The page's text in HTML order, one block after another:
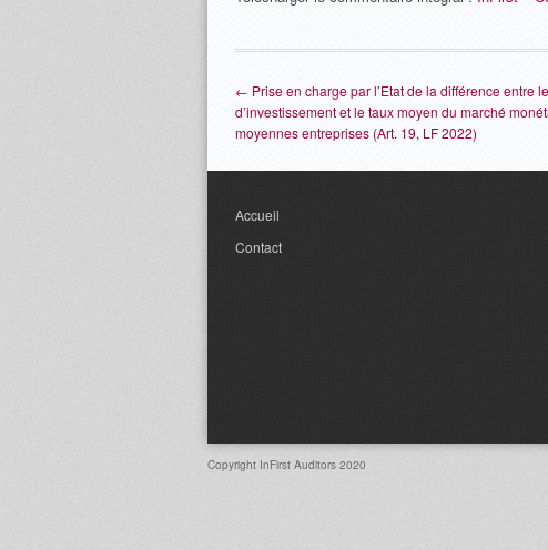
← Prise en charge par l’Etat de la différence entre
d’investissement et le taux moyen du marché
moyennes entreprises (Art. 19, LF 2022)
Accueil
Contact
Copyright InFirst Auditors 2020